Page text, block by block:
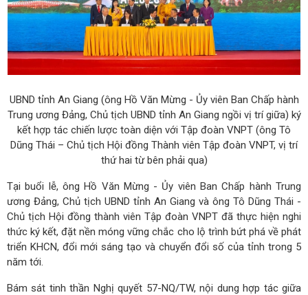
UBND tỉnh An Giang (ông Hồ Văn Mừng - Ủy viên Ban Chấp hành
Trung ương Đảng, Chủ tịch UBND tỉnh An Giang ngồi vị trí giữa) ký
kết hợp tác chiến lược toàn diện với Tập đoàn VNPT (ông Tô
Dũng Thái – Chủ tịch Hội đồng Thành viên Tập đoàn VNPT, vị trí
thứ hai từ bên phải qua)
Tại buổi lễ, ông Hồ Văn Mừng - Ủy viên Ban Chấp hành Trung
ương Đảng, Chủ tịch UBND tỉnh An Giang và ông Tô Dũng Thái -
Chủ tịch Hội đồng thành viên Tập đoàn VNPT đã thực hiện nghi
thức ký kết, đặt nền móng vững chắc cho lộ trình bứt phá về phát
triển KHCN, đổi mới sáng tạo và chuyển đổi số của tỉnh trong 5
năm tới.
Bám sát tinh thần Nghị quyết 57-NQ/TW, nội dung hợp tác giữa